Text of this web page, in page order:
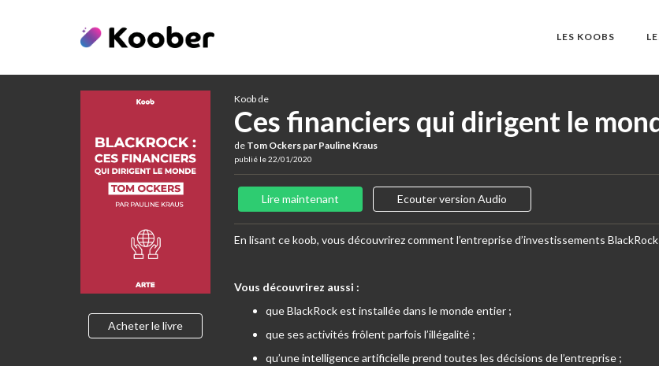
LES KOOBS
Acheter le livre
Koob de
Ces financiers qui dirigent le
de Tom Ockers par Pauline Kraus
publié le 22/01/2020
Lire maintenant Ecouter version Audio
En lisant ce koob, vous découvrirez comment l’entreprise d’investissements
Vous découvrirez aussi :
que BlackRock est installée dans le monde entier ;
que ses activités frôlent parfois l’illégalité ;
qu’une intelligence artificielle prend toutes les décisions de l’entreprise ;